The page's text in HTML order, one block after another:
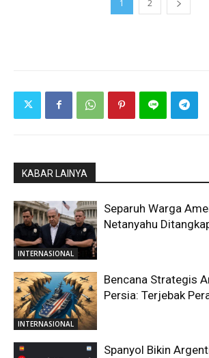
1 2
KABAR LAINYA
INTERNASIONAL
Separuh Warga
Netanyahu
INTERNASIONAL
Bencana Strategis
Persia: Terjebak
Spanyol Bikin